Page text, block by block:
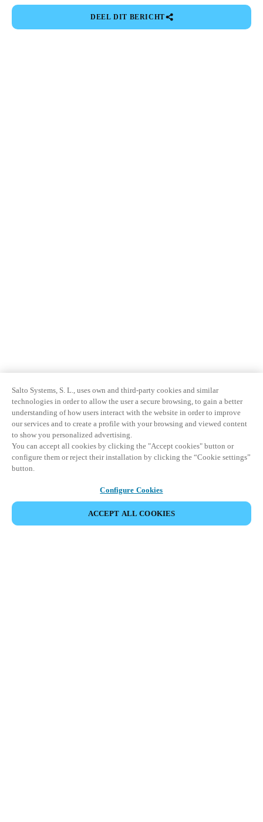
DEEL DIT BERICHT
Salto Systems, S. L., uses own and third-party cookies and similar
technologies in order to allow the user a secure browsing, to gain a better
understanding of how users interact with the website in order to improve
our services and to create a profile with your browsing and viewed content
to show you personalized advertising.
You can accept all cookies by clicking the "Accept cookies" button or
configure them or reject their installation by clicking the “Cookie settings”
button.
Configure Cookies
ACCEPT ALL COOKIES